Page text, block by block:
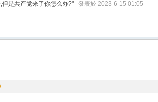
但是共产党来了你怎么办?" 發表於 2023-6-15 01:05